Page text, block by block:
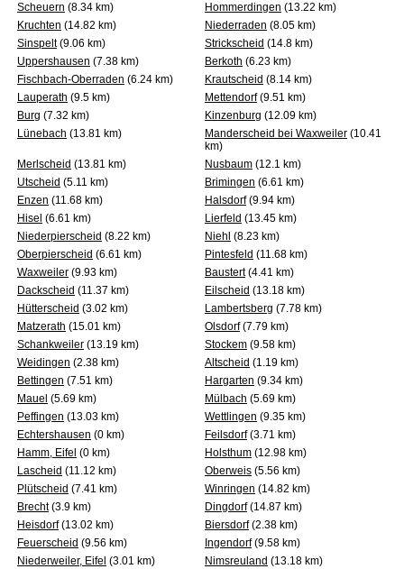
Scheuern (8.34 km) Hommerdingen (13.22 km)
Kruchten (14.82 km) Niederraden (8.05 km)
Sinspelt(9.06 km) Strickscheid (14.8 km)
Uppershausen (7.38 km) Berkoth (6.23 km)
Fischbach-Oberraden (6.24 km) Krautscheid (8.14 km)
Lauperath (9.5 km) Mettendorf(9.51 km)
Burg (7.32 km) Kinzenburg (12.09 km)
Lünebach (13.81 km) Manderscheid bei Waxweiler (10.41
km)
Merlscheid (13.81 km) Nusbaum (12.1 km)
Utscheid (5.11 km) Brimingen (6.61 km)
Enzen (11.68 km) Halsdorf(9.94 km)
Hisel (6.61 km) Lierfeld (13.45 km)
Niederpierscheid (8.22 km) Niehl (8.23 km)
Oberpierscheid (6.61 km) Pintesfeld (11.68 km)
Waxweiler (9.93 km) Baustert(4.41 km)
Dackscheid (11.37 km) Eilscheid (13.18 km)
Hütterscheid (3.02 km) Lambertsberg (7.78 km)
Matzerath (15.01 km) Olsdorf(7.79 km)
Schankweiler (13.19 km) Stockem (9.58 km)
Weidingen (2.38 km) Altscheid (1.19 km)
Bettingen (7.51 km) Hargarten (9.34 km)
Mauel (5.69 km) Mülbach (5.69 km)
Peffingen (13.03 km) Wettlingen (9.35 km)
Echtershausen (0 km) Feilsdorf(3.71 km)
Hamm, Eifel (0 km) Holsthum (12.98 km)
Lascheid (11.12 km) Oberweis (5.56 km)
Plütscheid (7.41 km) Winringen (14.82 km)
Brecht(3.9 km) Dingdorf(14.87 km)
Heisdorf(13.02 km) Biersdorf(2.38 km)
Feuerscheid (9.56 km) Ingendorf(9.58 km)
Niederweiler, Eifel (3.01 km) Nimsreuland (13.18 km)